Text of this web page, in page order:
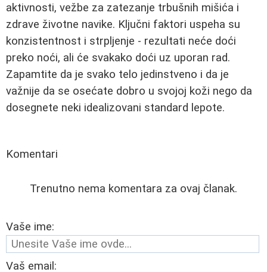
aktivnosti, vežbe za zatezanje trbušnih mišića i
zdrave životne navike. Ključni faktori uspeha su
konzistentnost i strpljenje - rezultati neće doći
preko noći, ali će svakako doći uz uporan rad.
Zapamtite da je svako telo jedinstveno i da je
važnije da se osećate dobro u svojoj koži nego da
dosegnete neki idealizovani standard lepote.
Komentari
Trenutno nema komentara za ovaj članak.
Vaše ime:
Vaš email: